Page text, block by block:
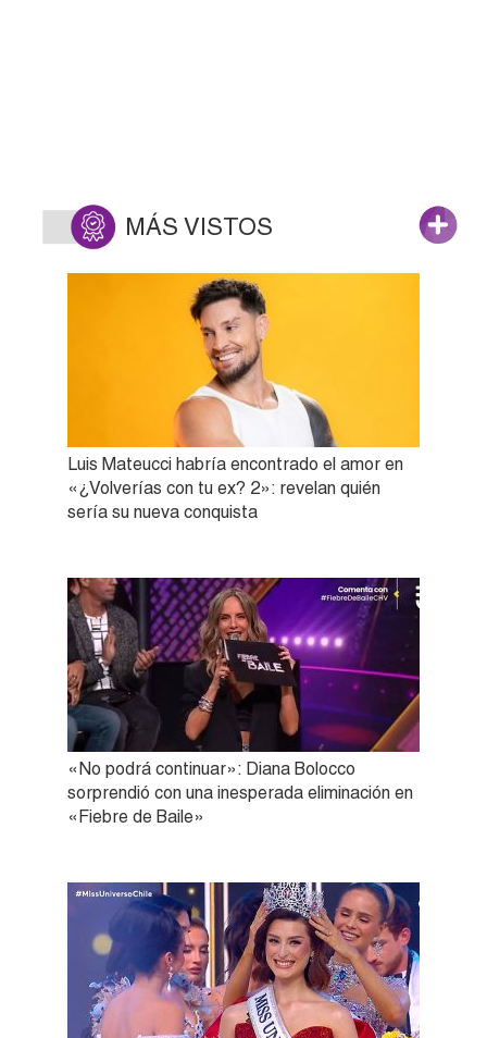
MÁS VISTOS
Luis Mateucci habría encontrado el amor en
«¿Volverías con tu ex? 2»: revelan quién
sería su nueva conquista
«No podrá continuar»: Diana Bolocco
sorprendió con una inesperada eliminación en
«Fiebre de Baile»